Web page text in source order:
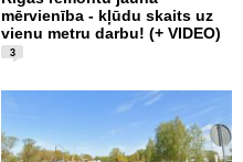
mērvienība - kļūdu skaits uz
vienu metru darbu! (+ VIDEO)
3